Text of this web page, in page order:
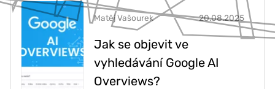
Jak se objevit ve
vyhledávání Google AI
Overviews?
20.08.2025
Matěj Vašourek